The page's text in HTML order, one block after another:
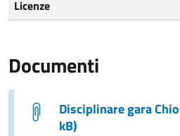
Licenze
Documenti
Disciplinare gara
kB)